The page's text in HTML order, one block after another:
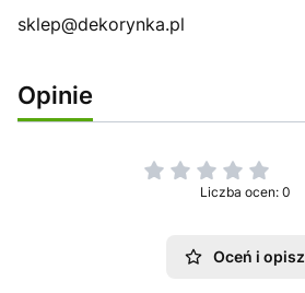
sklep@dekorynka.pl
Opinie
Liczba ocen: 0
Oceń i opisz